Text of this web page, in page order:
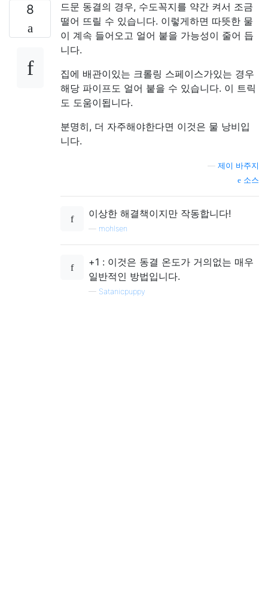
8
드문 동결의 경우, 수도꼭지를 약간 켜서 조금
떨어 뜨릴 수 있습니다. 이렇게하면 따뜻한 물
이 계속 들어오고 얼어 붙을 가능성이 줄어 듭
니다.
집에 배관이있는 크롤링 스페이스가있는 경우
해당 파이프도 얼어 붙을 수 있습니다. 이 트릭
도 도움이됩니다.
분명히, 더 자주해야한다면 이것은 물 낭비입
니다.
제이 바주지
소스
이상한 해결책이지만 작동합니다!
mohlsen
+1 : 이것은 동결 온도가 거의없는 매우
일반적인 방법입니다.
— Satanicpuppy